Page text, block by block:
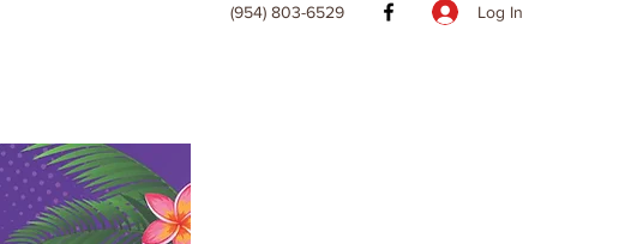
(954) 803-6529 Log In